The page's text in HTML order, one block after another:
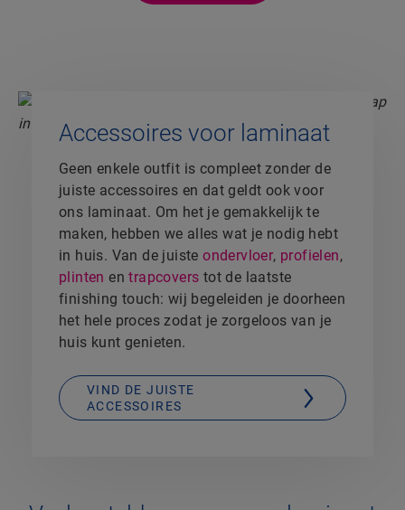
Accessoires voor laminaat
Geen enkele outfit is compleet zonder de
juiste accessoires en dat geldt ook voor
ons laminaat. Om het je gemakkelijk te
maken, hebben we alles wat je nodig hebt
in huis. Van de juisteondervloer, profielen,
plinten entrapcovers tot de laatste
finishing touch: wij begeleiden je doorheen
het hele proces zodat je zorgeloos van je
huis kunt genieten.
VIND DE JUISTE
ACCESSOIRES